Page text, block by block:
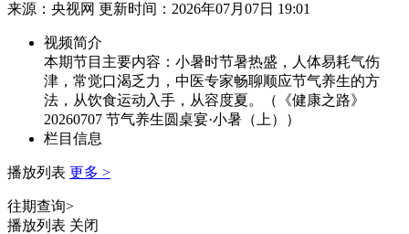
来源：央视网 更新时间：2026年07月07日 19:01
视频简介
本期节目主要内容：小暑时节暑热盛，人体易耗气伤
津，常觉口渴乏力，中医专家畅聊顺应节气养生的方
法，从饮食运动入手，从容度夏。（《健康之路》
20260707 节气养生圆桌宴·小暑（上））
栏目信息
播放列表 更多 >
往期查询>
播放列表 关闭